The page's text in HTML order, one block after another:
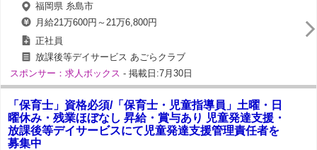
福岡県 糸島市
月給21万600円～21万6,800円
正社員
放課後等デイサービス あごらクラブ
スポンサー：求人ボックス - 掲載日:7月30日
「保育士」資格必須/「保育士・児童指導員」土曜・日
曜休み・残業ほぼなし 昇給・賞与あり 児童発達支援・
放課後等デイサービスにて児童発達支援管理責任者を
募集中